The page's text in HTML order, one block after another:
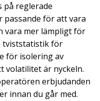
på reglerade
passande för att vara
vara mer lämpligt för
tviststatistik för
för isolering av
volatilitet är nyckeln.
erbjudanden
innan du går med.